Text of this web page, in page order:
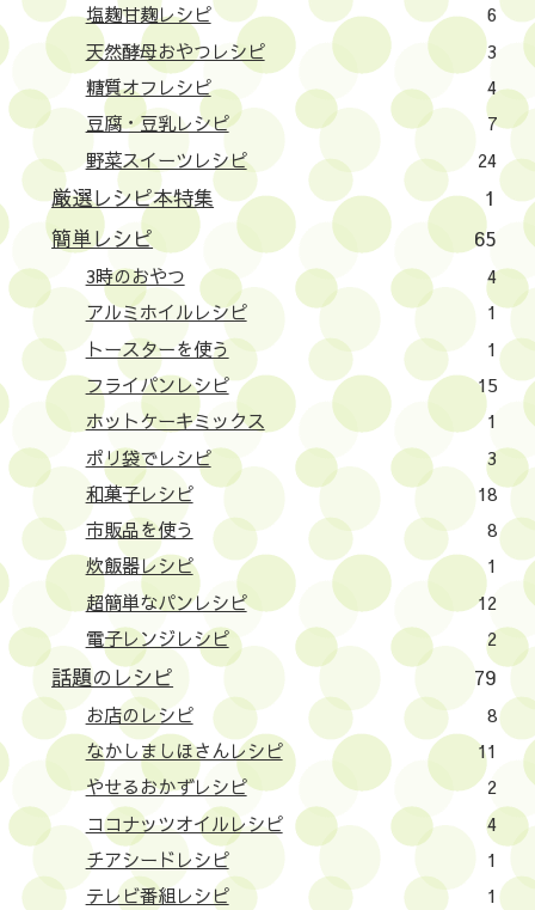
塩麹甘麹レシピ
6
天然酵母おやつレシピ
3
糖質オフレシピ
4
豆腐・豆乳レシピ
7
野菜スイーツレシピ
24
厳選レシピ本特集
1
簡単レシピ
65
3時のおやつ
4
アルミホイルレシピ
1
トースターを使う
1
フライパンレシピ
15
ホットケーキミックス
1
ポリ袋でレシピ
3
和菓子レシピ
18
市販品を使う
8
炊飯器レシピ
1
超簡単なパンレシピ
12
電子レンジレシピ
2
話題のレシピ 79
お店のレシピ
8
なかしましほさんレシピ
11
やせるおかずレシピ
2
ココナッツオイルレシピ
4
チアシードレシピ
1
テレビ番組レシピ
1